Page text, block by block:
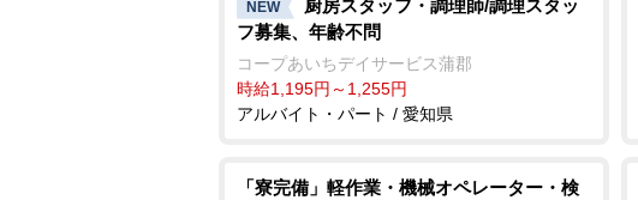
NEW
厨房スタッフ・調理師/調理スタッ
フ募集、年齢不問
コープあいちデイサービス蒲郡
時給1,195円～1,255円
アルバイト・パート / 愛知県
「寮完備」軽作業・機械オペレーター・検